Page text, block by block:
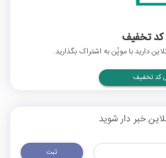
کد تخفیف
دارید با موپُن به اشتراک بگذارید.
کد تخفیف
خبر دار شوید
ثبت